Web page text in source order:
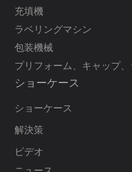
充填機
ラベリングマシン
包装機械
プリフォーム、キャップ
ショーケース
ショーケース
解決策
ビデオ